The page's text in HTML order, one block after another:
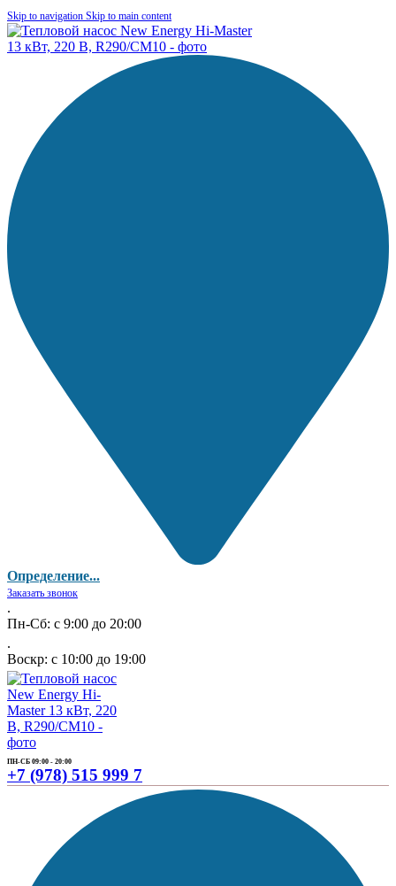
Skip to navigation Skip to main content
Определение...
Заказать звонок
.
Пн-Сб: с 9:00 до 20:00
.
Воскр: с 10:00 до 19:00
ПН-СБ 09:00 - 20:00
+7 (978) 515 999 7